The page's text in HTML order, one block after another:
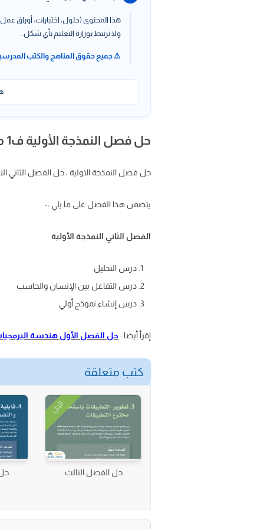
هذا المحتوى (حلول، اختبارات، أوراق
ولا نرتبط بوزارة التعليم بأي شكل.
⚠️ جميع حقوق المناهج والكتب
حل فصل النمذجة الأولية ف1 مسارات ثالث ثانوي
حل فصل النمذجة الاولية ، حل الفصل الثاني
يتضمن هذا الفصل على ما يلي :-
الفصل الثاني النمذجة الأولية
درس التحليل
درس التفاعل بين الإنسان والحاسب
درس إنشاء نموذج أولي
إقرأ أيضا : حل الفصل الأول هندسة
كتب متعلقة
الحل
حل الفصل الثالث